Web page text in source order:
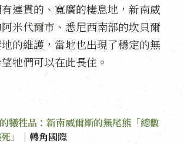
連貫的、寬廣的棲息地，新南威
米代爾市、悉尼西南部的坎貝爾
的維護，當地也出現了穩定的無
牠們可以在此長住。
犧牲品：新南威爾斯的無尾熊「總數
」
｜轉角國際